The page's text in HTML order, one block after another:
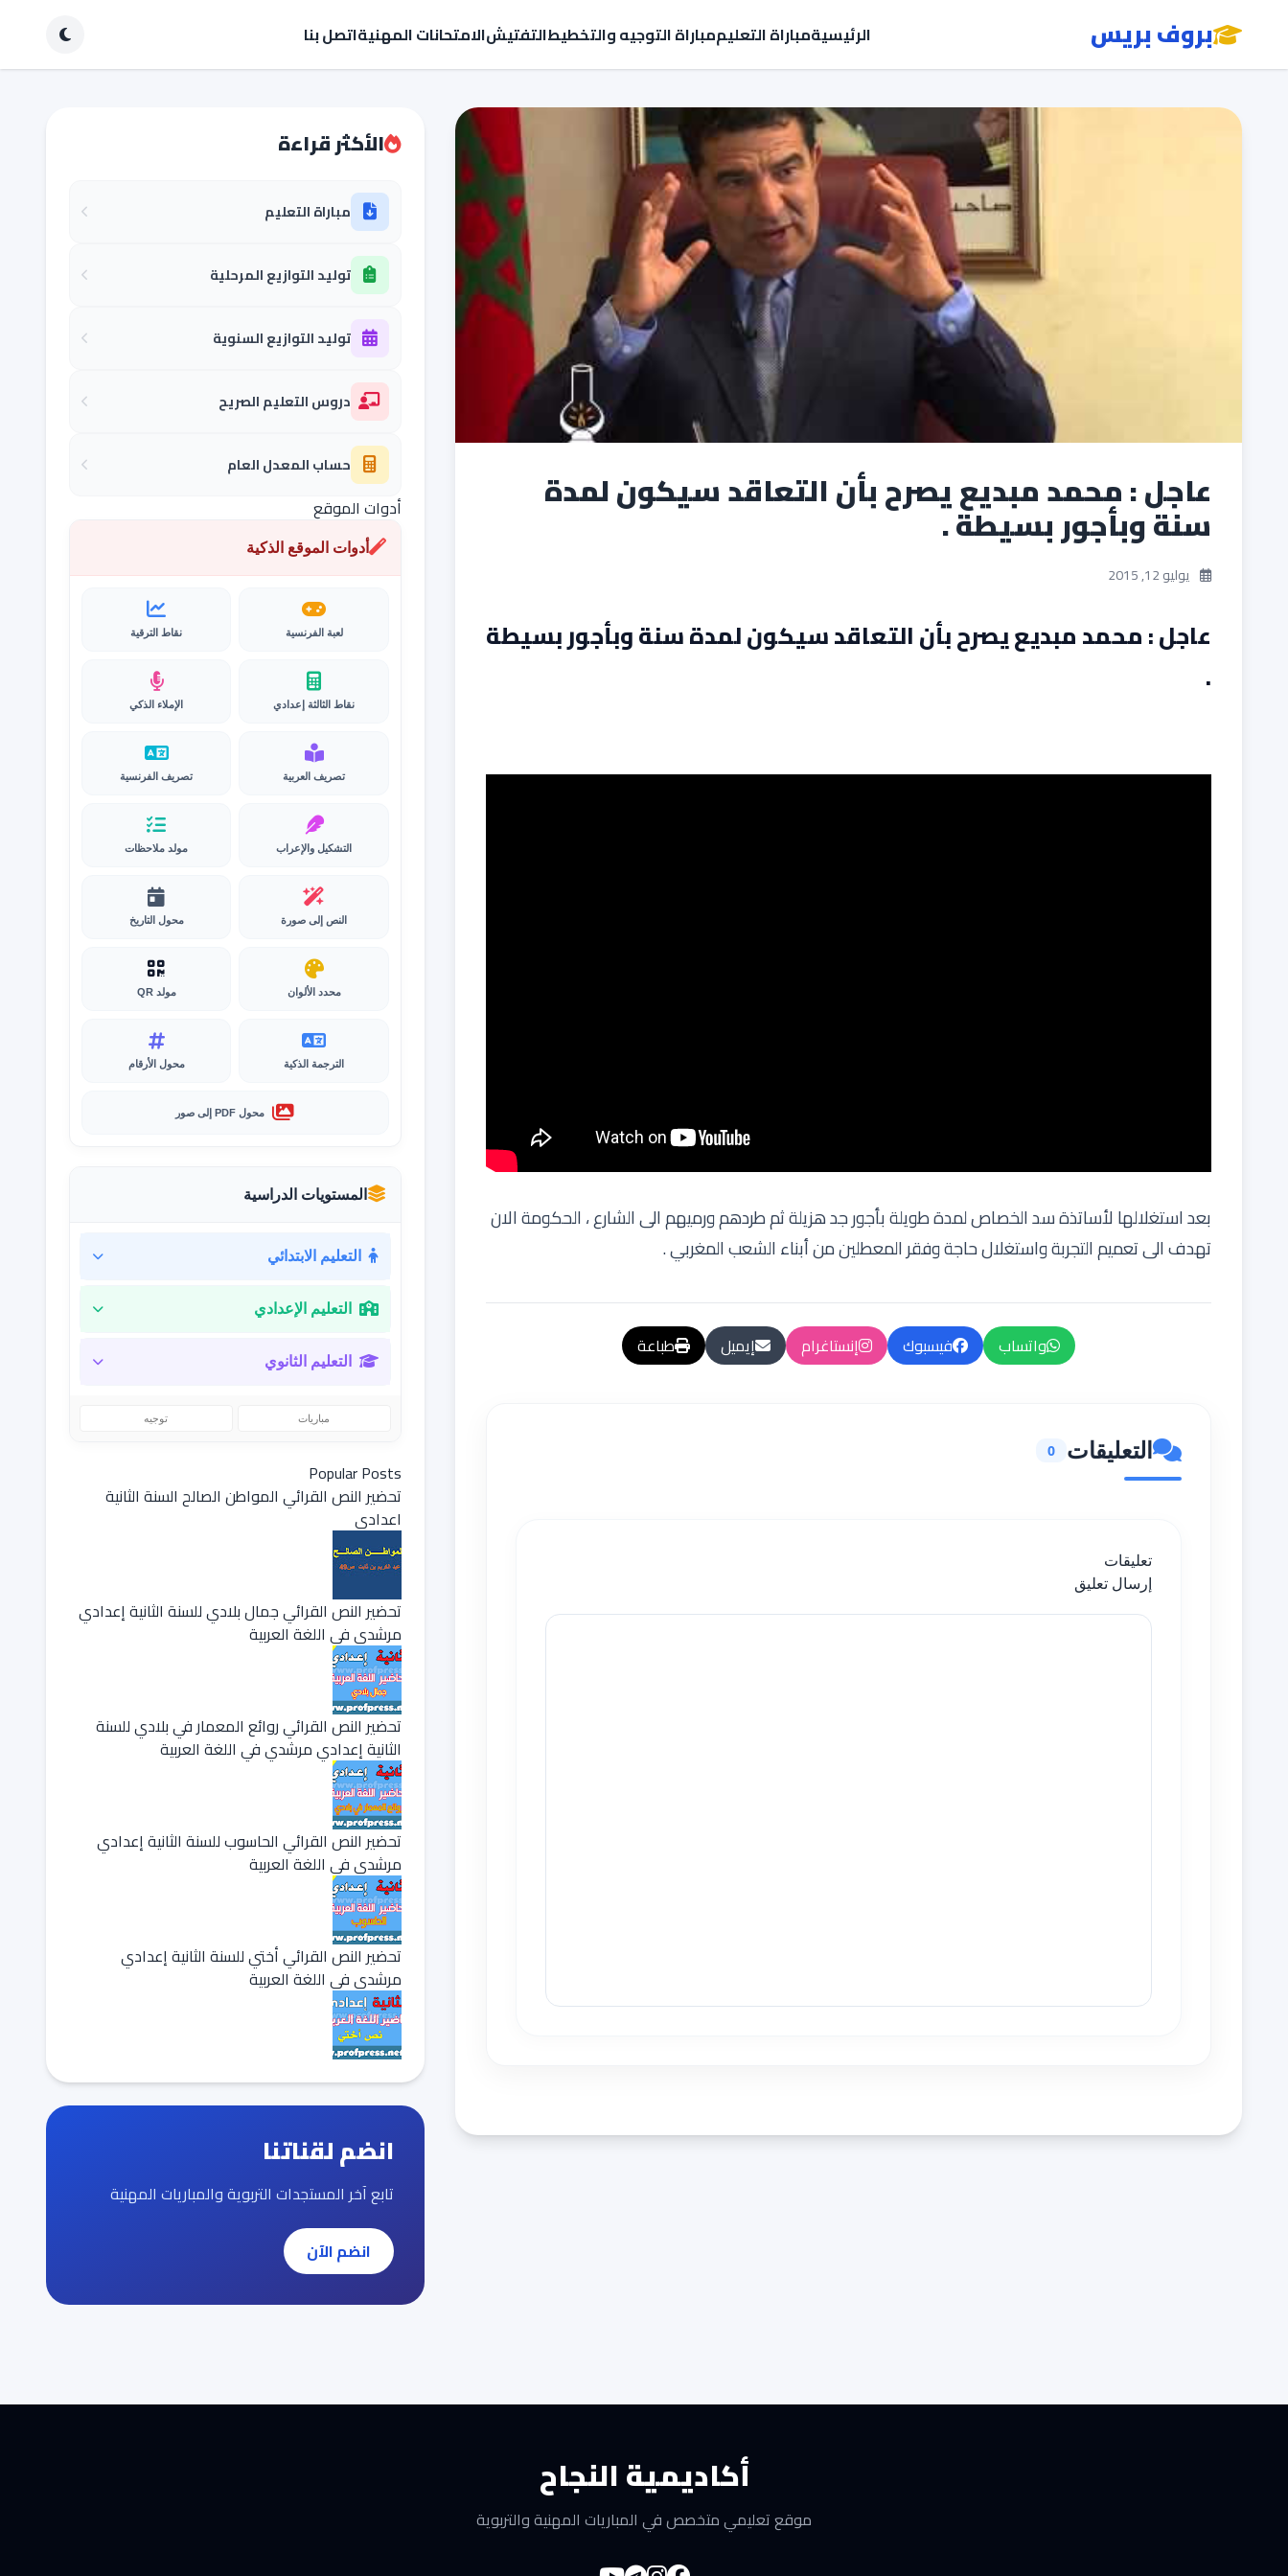
بروف بريس الرئيسيةمباراة التعليممباراة التوجيه والتخطيطالتفتيشالامتحانات المهنيةاتصل بنا
عاجل : محمد مبديع يصرح بأن التعاقد سيكون لمدة
سنة وبأجور بسيطة .
يوليو 12, 2015
عاجل : محمد مبديع يصرح بأن التعاقد سيكون لمدة سنة وبأجور بسيطة
.
بعد استغلالها لأساتذة سد الخصاص لمدة طويلة بأجور جد هزيلة ثم طردهم ورميهم الى الشارع ، الحكومة الان
تهدف الى تعميم التجربة واستغلال حاجة وفقر المعطلين من أبناء الشعب المغربي .
واتساب فيسبوك إنستاغرام إيميل طباعة
التعليقات 0
تعليقات
إرسال تعليق
الأكثر قراءة
مباراة التعليم
توليد التوازيع المرحلية
توليد التوازيع السنوية
دروس التعليم الصريح
حساب المعدل العام
أدوات الموقع
أدوات الموقع الذكية
لعبة الفرنسية نقاط الترقية
نقاط الثالثة إعدادي الإملاء الذكي
تصريف العربية تصريف الفرنسية
التشكيل والإعراب مولد ملاحظات
النص إلى صورة محول التاريخ
محدد الألوان مولد QR
الترجمة الذكية محول الأرقام
محول PDF إلى صور
المستويات الدراسية
التعليم الابتدائي
التعليم الإعدادي
التعليم الثانوي
مباريات توجيه
Popular Posts
تحضير النص القرائي المواطن الصالح السنة الثانية
اعدادي
تحضير النص القرائي جمال بلادي للسنة الثانية إعدادي
مرشدي في اللغة العربية
تحضير النص القرائي روائع المعمار في بلادي للسنة
الثانية إعدادي مرشدي في اللغة العربية
تحضير النص القرائي الحاسوب للسنة الثانية إعدادي
مرشدي في اللغة العربية
تحضير النص القرائي أختي للسنة الثانية إعدادي
مرشدي في اللغة العربية
انضم لقناتنا
تابع آخر المستجدات التربوية والمباريات المهنية
انضم الآن
أكاديمية النجاح
موقع تعليمي متخصص في المباريات المهنية والتربوية